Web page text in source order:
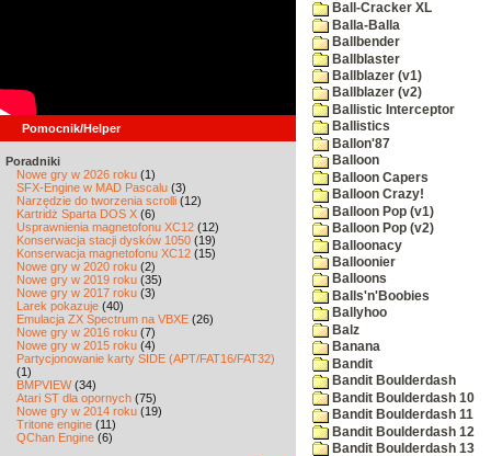
Pomocnik/Helper
Poradniki
Nowe gry w 2026 roku (1)
SFX-Engine w MAD Pascalu (3)
Narzędzie do tworzenia scrolli (12)
Kartridż Sparta DOS X (6)
Usprawnienia magnetofonu XC12 (12)
Konserwacja stacji dysków 1050 (19)
Konserwacja magnetofonu XC12 (15)
Nowe gry w 2020 roku (2)
Nowe gry w 2019 roku (35)
Nowe gry w 2017 roku (3)
Larek pokazuje (40)
Emulacja ZX Spectrum na VBXE (26)
Nowe gry w 2016 roku (7)
Nowe gry w 2015 roku (4)
Partycjonowanie karty SIDE (APT/FAT16/FAT32)
(1)
BMPVIEW(34)
Atari ST dla opornych (75)
Nowe gry w 2014 roku (19)
Tritone engine (11)
QChan Engine (6)
Ball-Cracker XL
Balla-Balla
Ballbender
Ballblaster
Ballblazer (v1)
Ballblazer (v2)
Ballistic Interceptor
Ballistics
Ballon'87
Balloon
Balloon Capers
Balloon Crazy!
Balloon Pop (v1)
Balloon Pop (v2)
Balloonacy
Balloonier
Balloons
Balls'n'Boobies
Ballyhoo
Balz
Banana
Bandit
Bandit Boulderdash
Bandit Boulderdash 10
Bandit Boulderdash 11
Bandit Boulderdash 12
Bandit Boulderdash 13